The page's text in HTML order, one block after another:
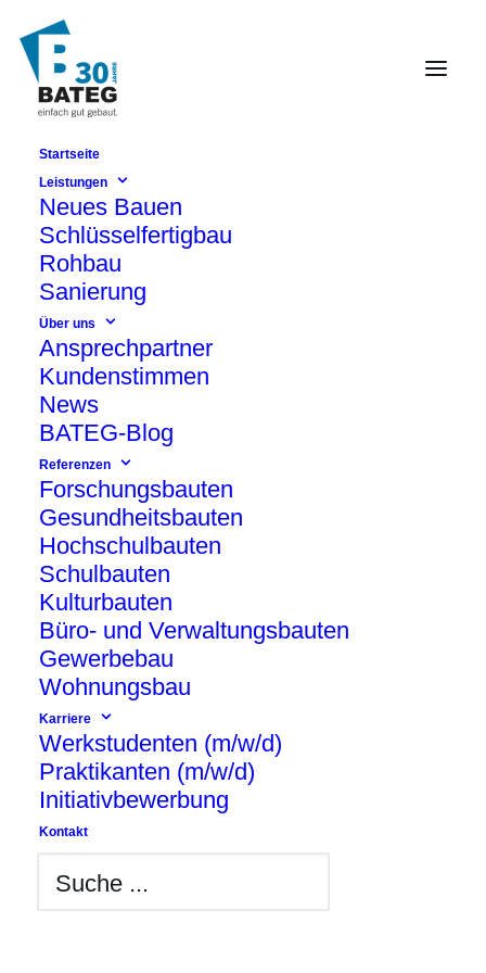
Startseite
Leistungen
Neues Bauen
Schlüsselfertigbau
Rohbau
Sanierung
Über uns
Ansprechpartner
Kundenstimmen
News
BATEG-Blog
Referenzen
Forschungsbauten
Gesundheitsbauten
Hochschulbauten
Schulbauten
Kulturbauten
Büro- und Verwaltungsbauten
Gewerbebau
Wohnungsbau
Karriere
Werkstudenten (m/w/d)
Praktikanten (m/w/d)
Initiativbewerbung
Kontakt
Berlin-Pankow
Abriss und schlüsselfertiger Neubau einer
Förderschule
Wittestraße 30